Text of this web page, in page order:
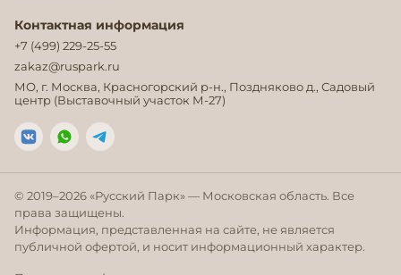
Контактная информация
+7 (499) 229-25-55
zakaz@ruspark.ru
МО, г. Москва, Красногорский р-н., Поздняково д., Садовый
центр (Выставочный участок М-27)
© 2019–2026 «Русский Парк» — Московская область. Все
права защищены.
Информация, представленная на сайте, не является
публичной офертой, и носит информационный характер.